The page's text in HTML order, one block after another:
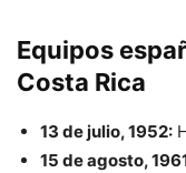
Equipos
Costa Rica
13 de julio, 1952:
15 de agosto,